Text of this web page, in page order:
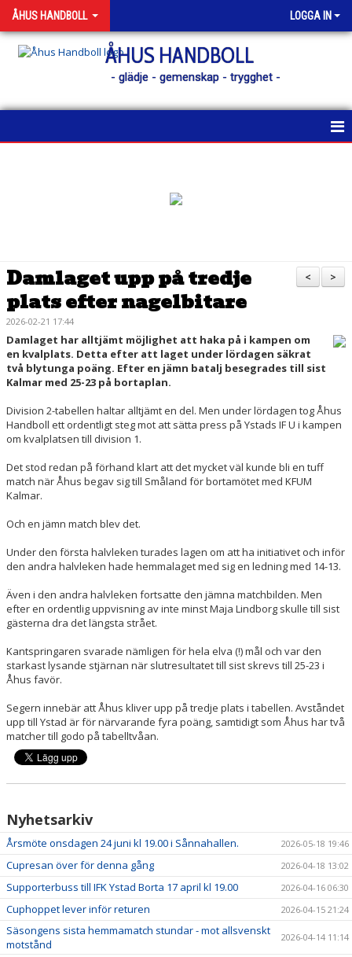
ÅHUS HANDBOLL LOGGA IN
ÅHUS HANDBOLL
- glädje - gemenskap - trygghet -
MATCHER
MEDLEM
SOCIALA MEDIER
BLÅ TRÅDEN
>
<
Damlaget upp på tredje
plats efter nagelbitare
2026-02-21 17:44
Damlaget har alltjämt möjlighet att haka på i kampen om
en kvalplats. Detta efter att laget under lördagen säkrat
två blytunga poäng. Efter en jämn batalj besegrades till sist
Kalmar med 25-23 på bortaplan.
Division 2-tabellen haltar alltjämt en del. Men under lördagen tog Åhus
Handboll ett ordentligt steg mot att sätta press på Ystads IF U i kampen
om kvalplatsen till division 1.
Det stod redan på förhand klart att det mycket väl kunde bli en tuff
match när Åhus begav sig till Småland för bortamötet med KFUM
Kalmar.
Och en jämn match blev det.
Under den första halvleken turades lagen om att ha initiativet och inför
den andra halvleken hade hemmalaget med sig en ledning med 14-13.
Även i den andra halvleken fortsatte den jämna matchbilden. Men
efter en ordentlig uppvisning av inte minst Maja Lindborg skulle till sist
gästerna dra det längsta strået.
Kantspringaren svarade nämligen för hela elva (!) mål och var den
starkast lysande stjärnan när slutresultatet till sist skrevs till 25-23 i
Åhus favör.
Segern innebär att Åhus kliver upp på tredje plats i tabellen. Avståndet
upp till Ystad är för närvarande fyra poäng, samtidigt som Åhus har två
matcher till godo på tabelltvåan.
Nyhetsarkiv
Årsmöte onsdagen 24 juni kl 19.00 i Sånnahallen. 2026-05-18 19:46
Cupresan över för denna gång 2026-04-18 13:02
Supporterbuss till IFK Ystad Borta 17 april kl 19.00 2026-04-16 06:30
Cuphoppet lever inför returen 2026-04-15 21:24
Säsongens sista hemmamatch stundar - mot allsvenskt
motstånd
2026-04-14 11:14